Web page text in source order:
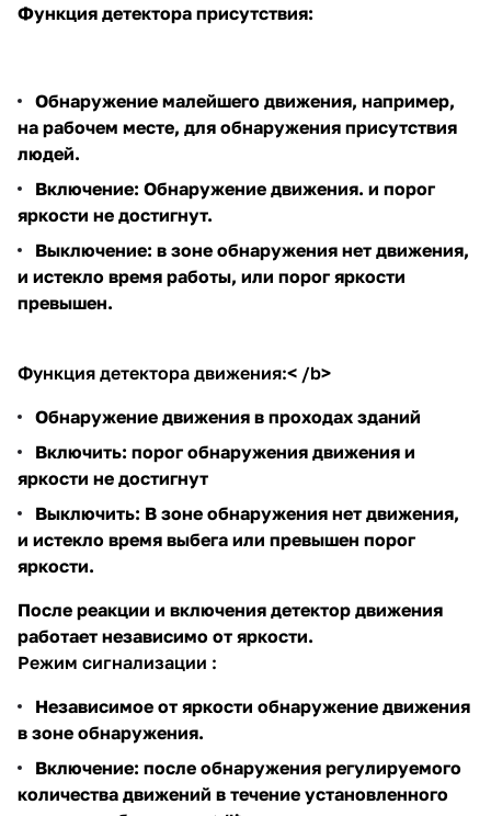
Функция детектора присутствия:
Обнаружение малейшего движения, например,
на рабочем месте, для обнаружения присутствия
людей.
Включение: Обнаружение движения. и порог
яркости не достигнут.
Выключение: в зоне обнаружения нет движения,
и истекло время работы, или порог яркости
превышен.
Функция детектора движения:< /b>
Обнаружение движения в проходах зданий
Включить: порог обнаружения движения и
яркости не достигнут
Выключить: В зоне обнаружения нет движения,
и истекло время выбега или превышен порог
яркости.
После реакции и включения детектор движения
работает независимо от яркости.
Режим сигнализации :
Независимое от яркости обнаружение движения
в зоне обнаружения.
Включение: после обнаружения регулируемого
количества движений в течение установленного